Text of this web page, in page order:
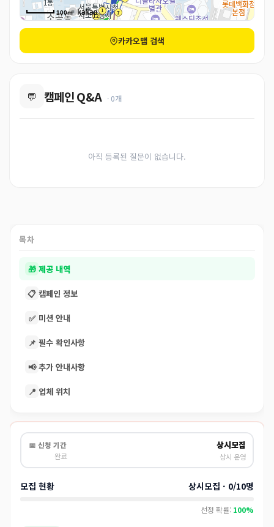
100m
카카오맵 검색
💬 캠페인 Q&A · 0개
아직 등록된 질문이 없습니다.
목차
🎁 제공 내역
📋 캠페인 정보
✅ 미션 안내
📌 필수 확인사항
📢 추가 안내사항
📍 업체 위치
📅 신청 기간
완료
상시모집
상시 운영
모집 현황 상시모집 · 0/10명
선정 확률: 100%